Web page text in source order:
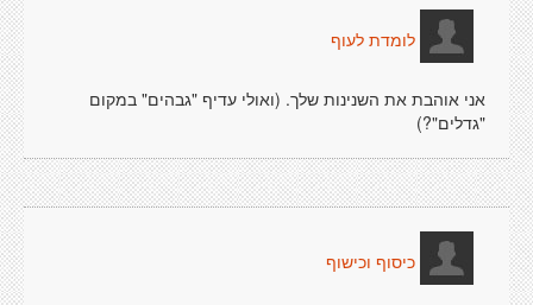
לומדת לעוף
אני אוהבת את השנינות שלך. (ואולי עדיף "גבהים" במקום
"גדלים"?)
כיסוף וכישוף